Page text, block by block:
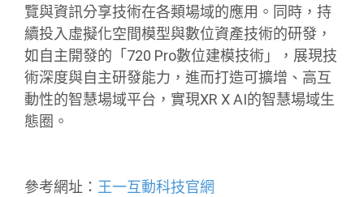
覽與資訊分享技術在各類場域的應用。同時，持
續投入虛擬化空間模型與數位資產技術的研發，
如自主開發的「720 Pro數位建模技術」，展現技
術深度與自主研發能力，進而打造可擴增、高互
動性的智慧場域平台，實現XR X AI的智慧場域生
態圈。
參考網址： 王一互動科技官網